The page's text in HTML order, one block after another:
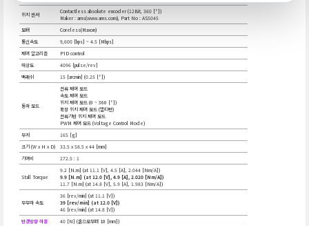
위치 센서
Contactless absolute encoder (12Bit, 360 [°])
Maker : ams(www.ams.com), Part No : AS5045
모터
Coreless(Maxon)
통신속도
9,600 [bps] ~ 4.5 [Mbps]
제어 알고리즘
PID control
해상도
4096 [pulse/rev]
백래쉬
15 [arcmin] (0.25 [°])
동작 모드
전류 제어 모드
속도 제어 모드
위치 제어 모드 (0 ~ 360 [°])
확장 위치 제어 모드 (멀티턴)
전류기반 위치 제어 모드
PWM 제어 모드 (Voltage Control Mode)
무게
165 [g]
크기 (W x H x D)
33.5 x 58.5 x 44 [mm]
기어비
272.5 : 1
Stall Torque
9.2 [N.m] (at 11.1 [V], 4.5 [A], 2.044 [Nm/A])
9.9 [N.m] (at 12.0 [V], 4.9 [A], 2.020 [Nm/A])
11.7 [N.m] (at 14.8 [V], 5.9 [A], 1.983 [Nm/A])
무부하 속도
36 [rev/min] (at 11.1 [V])
39 [rev/min] (at 12.0 [V])
46 [rev/min] (at 14.8 [V])
반경방향 하중
40 [N] (혼으로부터 10 [mm])